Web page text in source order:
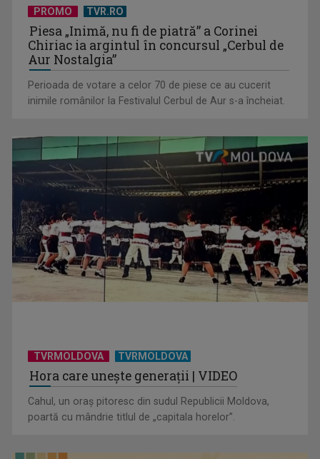
David Popovici atacă o performanţă istorică la Europene. În
direct şi în ...
„Frații Jderi”, superproducția inspirată din opera lui Mihail
Sadoveanu, la ...
”Un doctor pentru dumneavoastră” vine cu informații
PROMO TVR.RO
Piesa „Inimă, nu fi de piatră” a Corinei
Chiriac ia argintul în concursul „Cerbul de
Aur Nostalgia”
Perioada de votare a celor 70 de piese ce au cucerit
inimile românilor la Festivalul Cerbul de Aur s-a încheiat.
TVRMOLDOVA TVRMOLDOVA
Hora care unește generații | VIDEO
Cahul, un oraș pitoresc din sudul Republicii Moldova,
poartă cu mândrie titlul de „capitala horelor”.